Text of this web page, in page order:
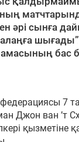
әрі сынға
бас
7
Джон ван ’т
қызметіне